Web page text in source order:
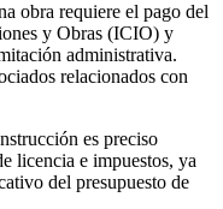
obra requiere el pago del
y Obras (ICIO) y
administrativa.
relacionados con
es preciso
licencia e impuestos, ya
del presupuesto de